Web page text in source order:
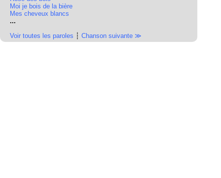
Moi je bois de la bière
Mes cheveux blancs
...
Voir toutes les paroles ┆ Chanson suivante ≫